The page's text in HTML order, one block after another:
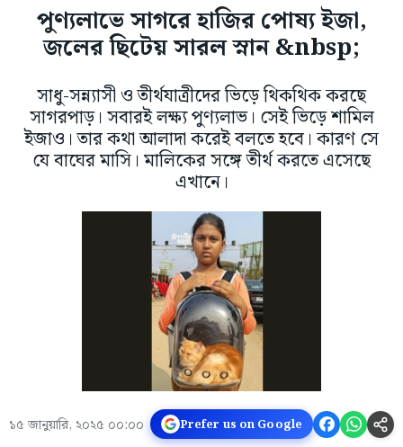
পুণ্যলাভে সাগরে হাজির পোষ্য ইজা,
জলের ছিটেয় সারল স্নান &nbsp;
সাধু-সন্ন্যাসী ও তীর্থযাত্রীদের ভিড়ে থিকথিক করছে
সাগরপাড়। সবারই লক্ষ্য পুণ্যলাভ। সেই ভিড়ে শামিল
ইজাও। তার কথা আলাদা করেই বলতে হবে। কারণ সে
যে বাঘের মাসি। মালিকের সঙ্গে তীর্থ করতে এসেছে
এখানে।
১৫ জানুয়ারি, ২০২৫ ০০:০০ Prefer us on Google